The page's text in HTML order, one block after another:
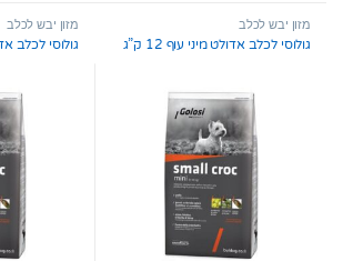
t
o
f
t
o
f
מזון יבש לכלב
גולוסי לכלב אדולט מיני עוף 12 ק”ג
מזון יבש לכלב
גולוסי לכלב